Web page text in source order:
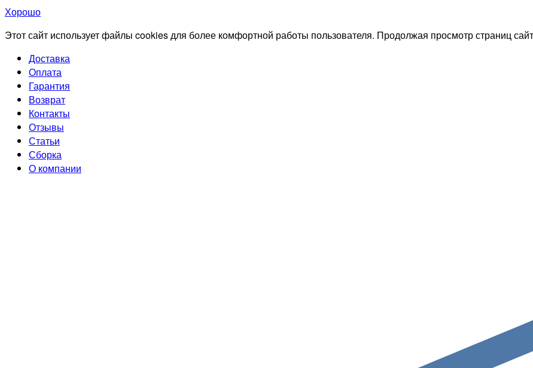
Хорошо
Этот сайт использует файлы cookies для более комфортной работы пользователя. Продолжая просмотр страниц
Доставка
Оплата
Гарантия
Возврат
Контакты
Отзывы
Статьи
Сборка
О компании